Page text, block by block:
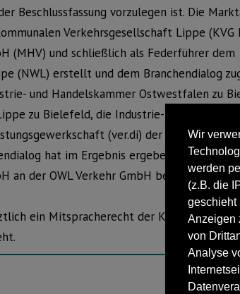
Wir
werden
(z.B. die
geschieht
Anzeigen
von
Analyse
Beschlussfassung vorzulegen ist. Die
Verkehrsgesellschaft Lippe
(MHV) und schließlich als Federführer dem
(NWL) erstellt und dem Branchendialog
und Handelskammer Ostwestfalen zu
zu Bielefeld, die Industrie- und
(ver.di) der Bezirke
hat im Ergebnis ergeben, dass keine
an der OWL Verkehr GmbH bestehen.
ein Mitspracherecht der KVG Lippe